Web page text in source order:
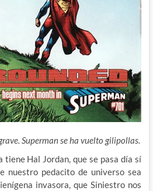
Superman se ha vuelto gilipollas.
tiene Hal Jordan, que se pasa día sí
nuestro pedacito de universo sea
invasora, que Siniestro nos